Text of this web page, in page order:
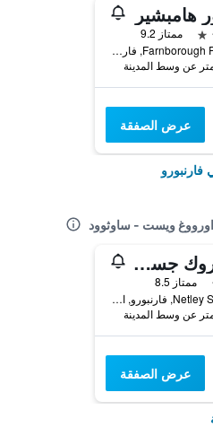
هامبشير
ممتاز 9.2
55 Farnborough Road, فارنبورو, المملكة المتحدة
عرض الصفقة
اورووغ ويست - ساوثوود
كوليبروك جست هاوس
ممتاز 8.5
56 Netley Street, فارنبورو, المملكة المتحدة
عرض الصفقة